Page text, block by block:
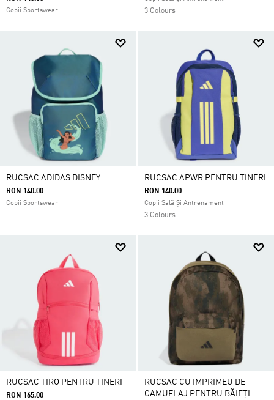
Copii Sportswear 3 Colours
RUCSAC ADIDAS DISNEY
RON 140.00
Copii Sportswear
RUCSAC APWR PENTRU TINERI
RON 140.00
Copii Sală Și Antrenament
3 Colours
RUCSAC TIRO PENTRU TINERI
RON 165.00
RUCSAC CU IMPRIMEU DE
CAMUFLAJ PENTRU BĂIEȚI